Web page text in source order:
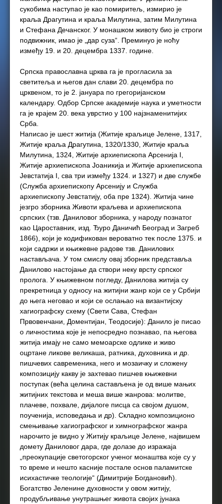
сукобима наступао је као помиритељ, измирио је
краља Драгутина и краља Милутина, затим Милутина
и Стефана Дечанског. У монашком животу био је строги
подвижник, имао је „дар суза“. Преминуо је ноћу
између 19. и 20. децембра 1337. године.
Српска православна црква га је прогласила за
светитеља и његов дан слави 20. децембра по
црквеном, то је 2. јануара по грегоријанском
календару. Одбор Српске академије наука и уметности
га је крајем 20. века уврстио у 100 најзнаменитијих
Срба.
Написао је шест житија (Житије краљице Јелене, 1317,
Житије краља Драгутина, 1320/1330, Житије краља
Милутина, 1324, Житије архиепископа Арсенија I,
Житије архиепископа Јоаникија и Житије архиепископа
Јевстатија I, сва три између 1324. и 1327) и две службе
(Служба архиепископу Арсенију и Служба
архиепископу Јевстатију, оба пре 1324). Житија чине
језгро зборника Животи краљева и архиепископа
српских (тзв. Даниловог зборника, у народу познатог
као Цароставник, изд. Ђуро Даничић Београд и Загреб
1866), који је кодификован вероватно тек после 1375. и
који садржи и књижевне радове тзв. Данилових
настављача. У том смислу овај зборник представља
Данилово настојање да створи неку врсту српског
пролога. У књижевном погледу, Данилова житија су
прекретница у односу на житијни жанр који се у Србији
до њега неговао и који се ослањао на византијску
хагиографску схему (Свети Сава, Стефан
Првовенчани, Доментијан, Теодосије): Данило је писао
о личностима које је непосредно познавао, па његова
житија имају не само мемоарске одлике и живо
оцртане ликове великаша, ратника, духовника и др.
пишчевих савременика, него и мозаичку и сложену
композицију какву је захтевао пишчев књижевни
поступак (већа целина састављена је од више мањих
житијних текстова и меша више жанрова: молитве,
плачеве, похвале, дијалоге писца са својом душом,
поученија, исповедања и др). Складно композиционо
смењивање хагиографског и химнографског жанра
нарочито је видно у Житију краљице Јелене, највишем
домету Даниловог дара, где долазе до изражаја
„преокупације светогорског ученог монаштва које су у
то време и нешто касније постале основ паламитске
исихастичке теологије“ (Димитрије Богдановић).
Богатство Јеленине духовности у овом житију,
продубљивање унутрашњег живота својих јунака